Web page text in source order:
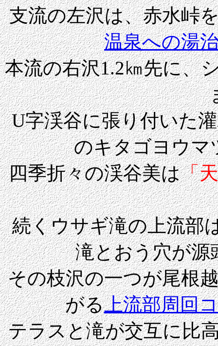
支流の左沢は、赤水峠
温泉への湯
本流の右沢1.2㎞先に、
U字渓谷に張り付いた
のキタゴヨウマ
四季折々の渓谷美は「
続くウサギ滝の上流部
滝とおう穴が源
その枝沢の一つが尾根
がる上流部周回
テラスと滝が交互に比